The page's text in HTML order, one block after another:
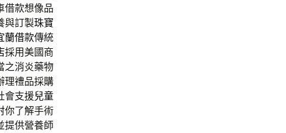
借款想像品
與訂製珠寶
蘭借款傳統
採用美國商
之消炎藥物
理禮品採購
會支援兒童
你了解手術
提供營養師